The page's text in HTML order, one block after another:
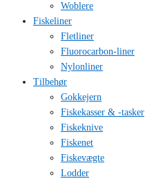
Woblere
Fiskeliner
Fletliner
Fluorocarbon-liner
Nylonliner
Tilbehør
Gokkejern
Fiskekasser & -tasker
Fiskeknive
Fiskenet
Fiskevægte
Lodder